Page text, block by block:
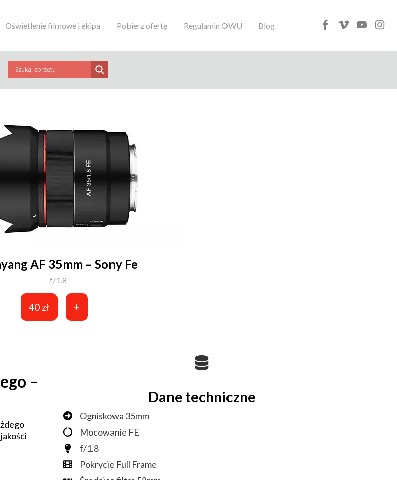
Oświetlenie filmowe i ekipa Pobierz ofertę Regulamin OWU Blog
AF 35mm – Sony Fe
f/1.8
40 zł
–
Dane techniczne
Ogniskowa 35mm
Mocowanie FE
f/1.8
Pokrycie Full Frame